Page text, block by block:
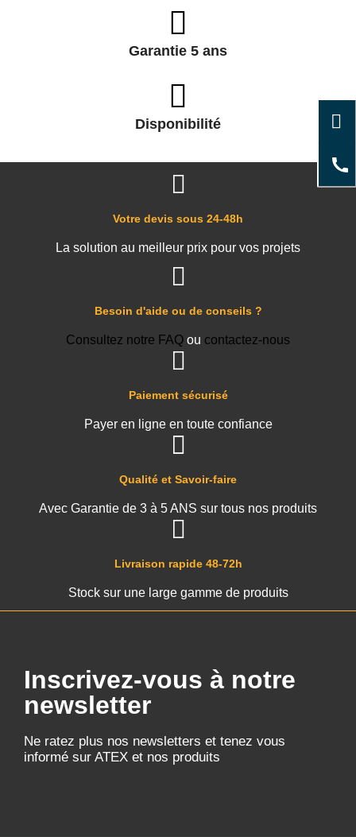
Garantie 5 ans
Disponibilité
Livraison rapide 48-72h
Stock sur une large gamme de produits
Qualité et Savoir-faire
Avec Garantie de 3 à 5 ANS sur tous nos produits
Paiement sécurisé
Payer en ligne en toute confiance
Besoin d'aide ou de conseils ?
Consultez notre FAQ ou contactez-nous
Votre devis sous 24-48h
La solution au meilleur prix pour vos projets
Inscrivez-vous à notre
newsletter
Ne ratez plus nos newsletters et tenez vous
informé sur ATEX et nos produits